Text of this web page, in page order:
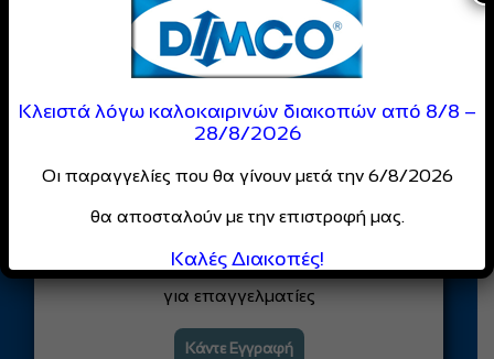
Αποστολή
Είσαι Επαγγελματίας;
Γίνε Μέλος της
DIMCO
Κοινότητας
αποκλειστικές προσφορές
για επαγγελματίες
Κάντε Εγγραφή
Κλειστά λόγω καλοκαιρινών διακοπών από 8/8 –
28/8/2026
Οι παραγγελίες που θα γίνουν μετά την 6/8/2026
θα αποσταλούν με την επιστροφή μας.
Καλές Διακοπές!